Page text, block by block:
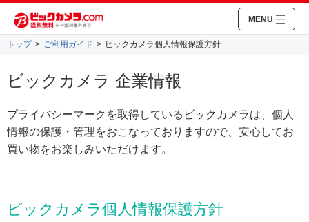
MENU
トップ ご利用ガイド ビックカメラ個人情報保護方針
ビックカメラ 企業情報
プライバシーマークを取得しているビックカメラは、個人
情報の保護・管理をおこなっておりますので、安心してお
買い物をお楽しみいただけます。
ビックカメラ個人情報保護方針